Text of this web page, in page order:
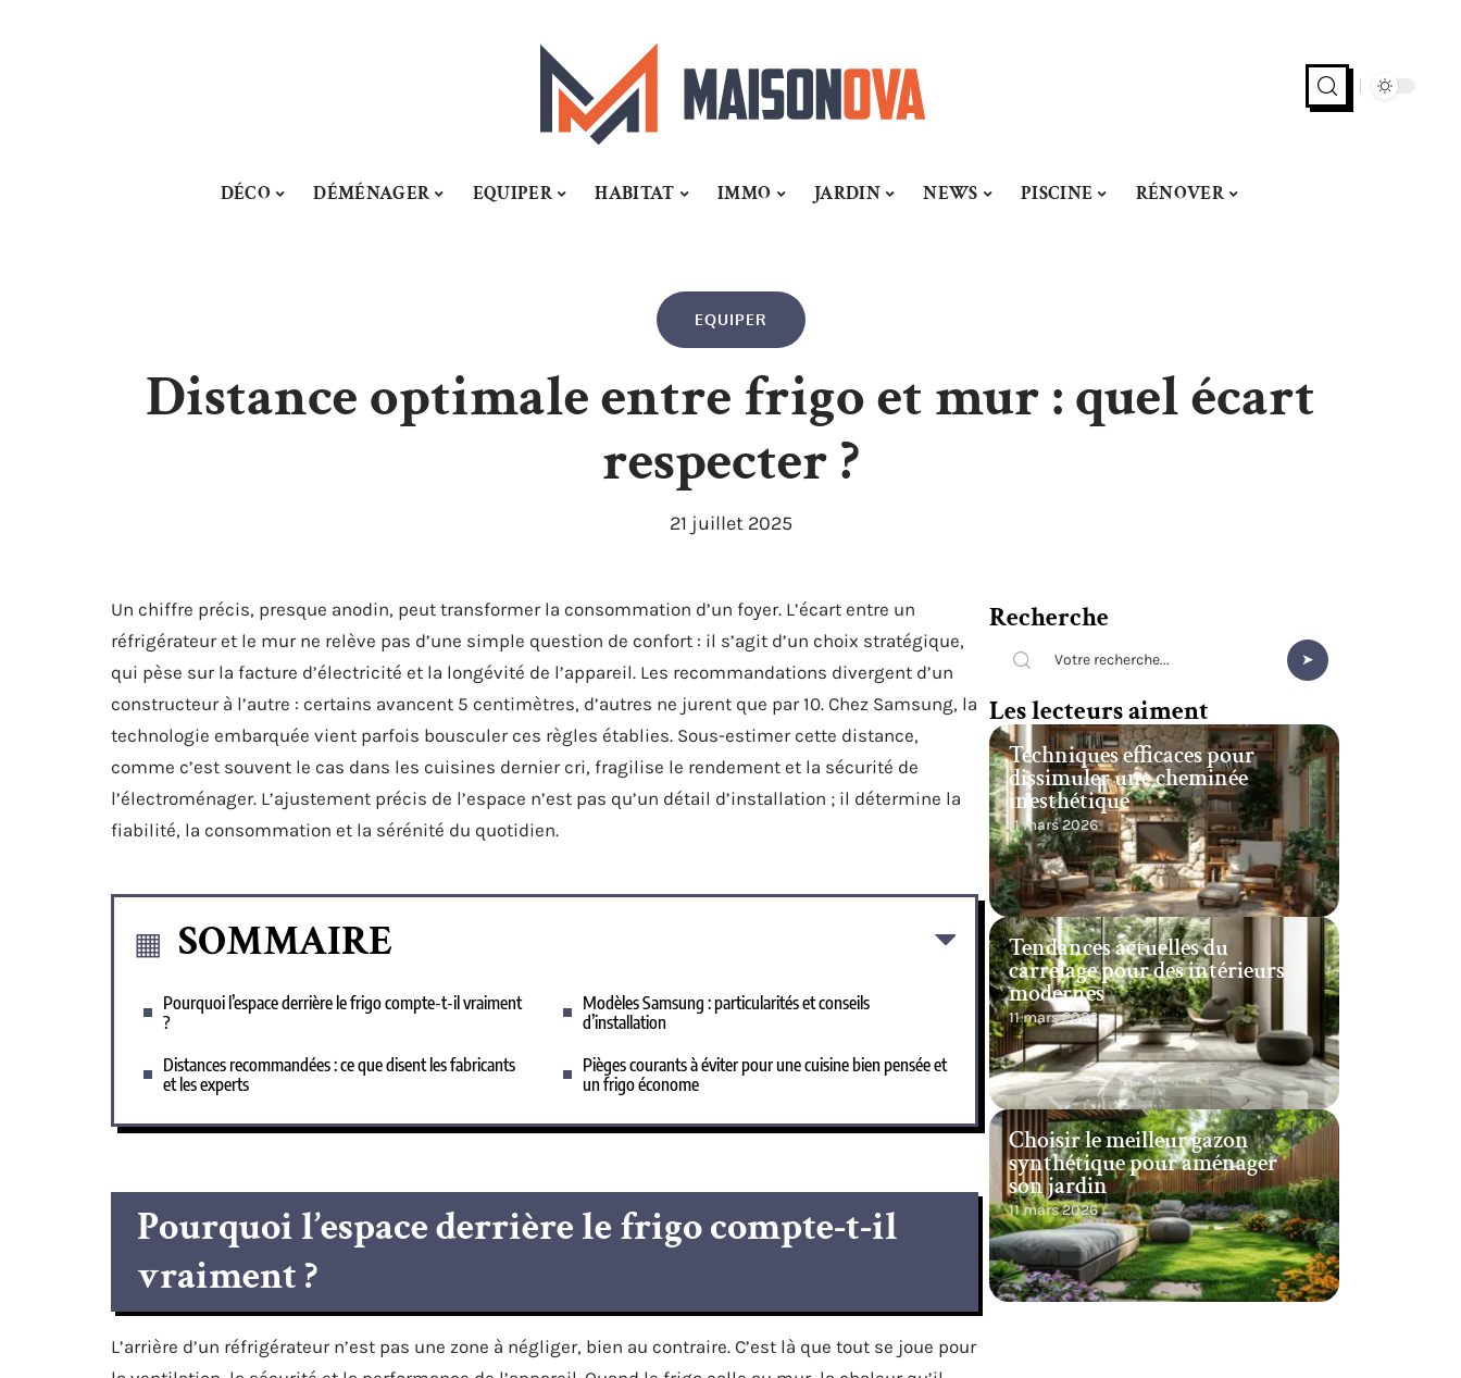
DÉCO DÉMÉNAGER EQUIPER HABITAT IMMO JARDIN NEWS PISCINE RÉNOVER
EQUIPER
Distance optimale entre frigo et mur : quel écart
respecter ?
21 juillet 2025
Un chiffre précis, presque anodin, peut transformer la consommation d’un foyer. L’écart entre un
réfrigérateur et le mur ne relève pas d’une simple question de confort : il s’agit d’un choix stratégique,
qui pèse sur la facture d’électricité et la longévité de l’appareil. Les recommandations divergent d’un
constructeur à l’autre : certains avancent 5 centimètres, d’autres ne jurent que par 10. Chez Samsung, la
technologie embarquée vient parfois bousculer ces règles établies. Sous-estimer cette distance,
comme c’est souvent le cas dans les cuisines dernier cri, fragilise le rendement et la sécurité de
l’électroménager. L’ajustement précis de l’espace n’est pas qu’un détail d’installation ; il détermine la
fiabilité, la consommation et la sérénité du quotidien.
SOMMAIRE
Pourquoi l’espace derrière le frigo compte-t-il vraiment
?
Distances recommandées : ce que disent les fabricants
et les experts
Modèles Samsung : particularités et conseils
d’installation
Pièges courants à éviter pour une cuisine bien pensée et
un frigo économe
Pourquoi l’espace derrière le frigo compte-t-il
vraiment ?
L’arrière d’un réfrigérateur n’est pas une zone à négliger, bien au contraire. C’est là que tout se joue pour
Recherche
Les lecteurs aiment
Techniques efficaces pour
dissimuler une cheminée
inesthétique
11 mars 2026
Tendances actuelles du
carrelage pour des intérieurs
modernes
11 mars 2026
Choisir le meilleur gazon
synthétique pour aménager
son jardin
11 mars 2026